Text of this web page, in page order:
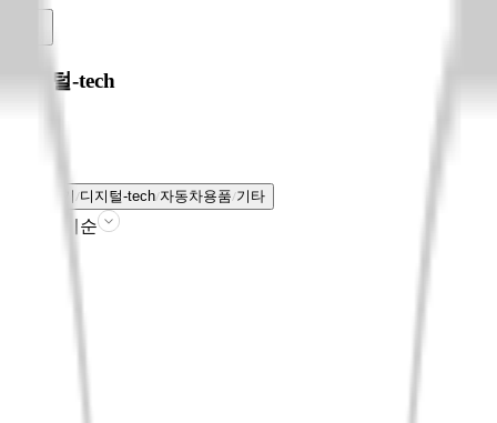
디지털-tech
전체보기 디지털-tech 자동차용품 기타
판매인기순